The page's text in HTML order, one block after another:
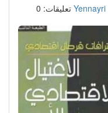
Yennayri تعليقات: 0